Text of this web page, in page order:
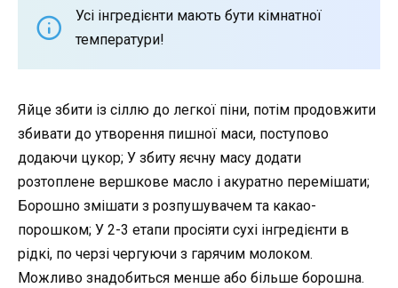
Усі інгредієнти мають бути кімнатної
температури!
Яйце збити із сіллю до легкої піни, потім продовжити
збивати до утворення пишної маси, поступово
додаючи цукор; У збиту яєчну масу додати
розтоплене вершкове масло і акуратно перемішати;
Борошно змішати з розпушувачем та какао-
порошком; У 2-3 етапи просіяти сухі інгредієнти в
рідкі, по черзі чергуючи з гарячим молоком.
Можливо знадобиться менше або більше борошна.